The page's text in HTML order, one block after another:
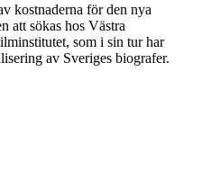
kostnaderna för den nya
att sökas hos Västra
som i sin tur har
av Sveriges biografer.